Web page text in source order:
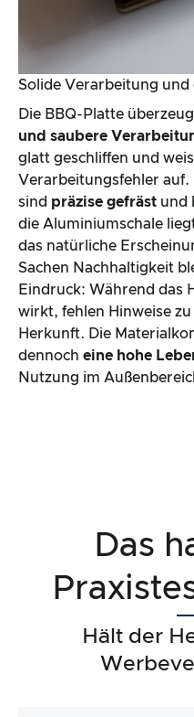
Solide Verarbeitung
Die BBQ-Platte
und saubere
glatt geschliffen und
Verarbeitungsfehler auf.
sind präzise gefräst und
die Aluminiumschale
das natürliche
Sachen Nachhaltigkeit
Eindruck: Während das
wirkt, fehlen Hinweise
Herkunft. Die
dennoch eine hohe
Nutzung im
Das
Hält der